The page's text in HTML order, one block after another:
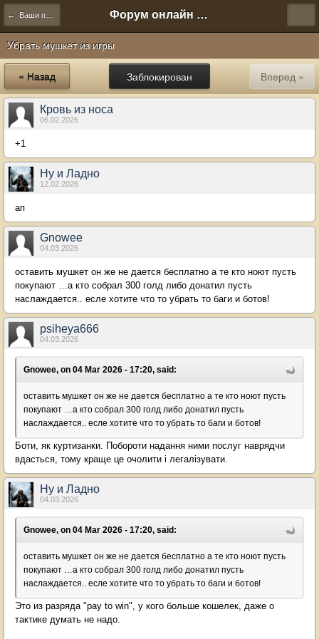
← Ваши предложения Форум онлайн игры "Новая Эра" (Нюра Биз)
Убрать мушкет из игры
Заблокирован
« Назад Вперед »
Кровь из носа
06.02.2026
+1
Ну и Ладно
12.02.2026
ап
Gnowee
04.03.2026
оставить мушкет он же не дается бесплатно а те кто ноют пусть
покупают …а кто собрал 300 голд либо донатил пусть
наслаждается.. есле хотите что то убрать то баги и ботов!
psiheya666
04.03.2026
Gnowee, on 04 Mar 2026 - 17:20, said:
оставить мушкет он же не дается бесплатно а те кто ноют пусть
покупают …а кто собрал 300 голд либо донатил пусть
наслаждается.. есле хотите что то убрать то баги и ботов!
Боти, як куртизанки. Побороти надання ними послуг наврядчи
вдасться, тому краще це очолити і легалізувати.
Ну и Ладно
04.03.2026
Gnowee, on 04 Mar 2026 - 17:20, said:
оставить мушкет он же не дается бесплатно а те кто ноют пусть
покупают …а кто собрал 300 голд либо донатил пусть
наслаждается.. есле хотите что то убрать то баги и ботов!
Это из разряда "pay to win", у кого больше кошелек, даже о
тактике думать не надо.